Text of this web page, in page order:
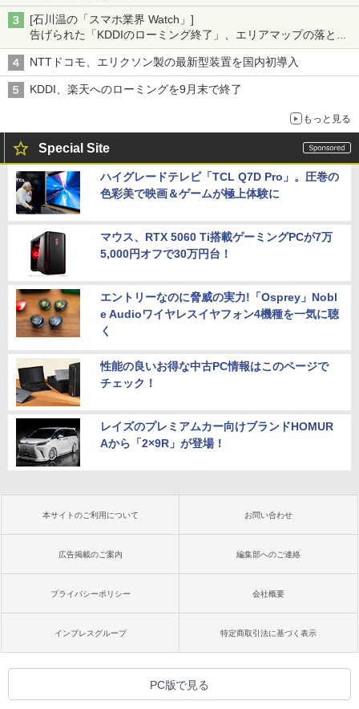
[石川温の「スマホ業界 Watch」]
告げられた「KDDIのローミング終了」、エリアマップの落とし
穴と楽天モバイルの課題
NTTドコモ、エリクソン製の最新型装置を国内初導入
KDDI、楽天へのローミングを9月末で終了
もっと見る
Special Site
ハイグレードテレビ「TCL Q7D Pro」。圧巻の
色彩美で映画＆ゲームが極上体験に
マウス、RTX 5060 Ti搭載ゲーミングPCが7万
5,000円オフで30万円台！
エントリーなのに脅威の実力!「Osprey」Nobl
e Audioワイヤレスイヤフォン4機種を一気に聴
く
性能の良いお得な中古PC情報はこのページで
チェック！
レイズのプレミアムカー向けブランドHOMUR
Aから「2×9R」が登場！
本サイトのご利用について お問い合わせ
広告掲載のご案内 編集部へのご連絡
プライバシーポリシー 会社概要
インプレスグループ 特定商取引法に基づく表示
PC版で見る